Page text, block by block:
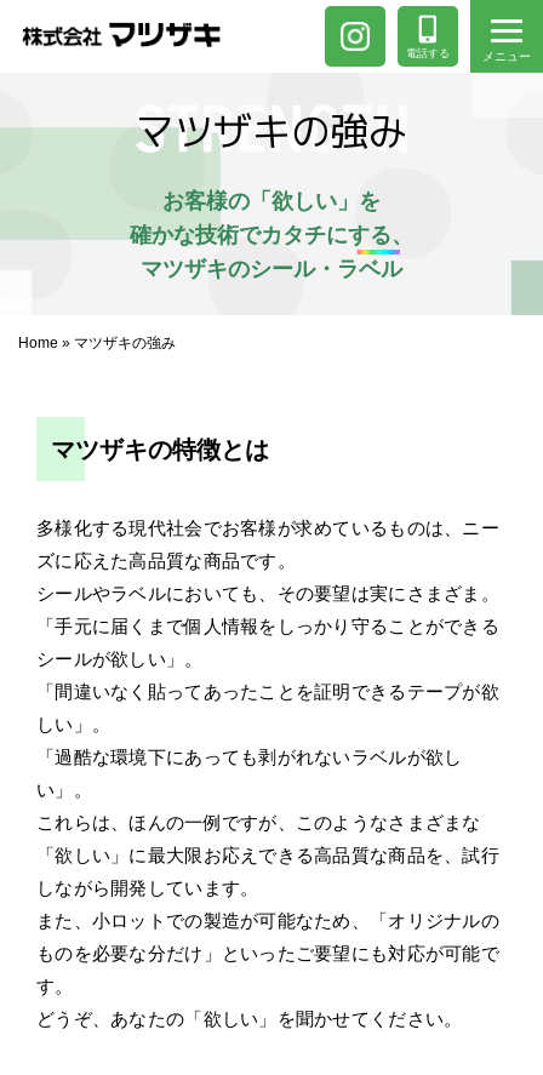
電話する メニュー
マツザキの強み
お客様の「欲しい」を
確かな技術でカタチにする、
マツザキのシール・ラベル
Home » マツザキの強み
マツザキの特徴とは
多様化する現代社会でお客様が求めているものは、ニー
ズに応えた高品質な商品です。
シールやラベルにおいても、その要望は実にさまざま。
「手元に届くまで個人情報をしっかり守ることができる
シールが欲しい」。
「間違いなく貼ってあったことを証明できるテープが欲
しい」。
「過酷な環境下にあっても剥がれないラベルが欲し
い」。
これらは、ほんの一例ですが、このようなさまざまな
「欲しい」に最大限お応えできる高品質な商品を、試行
しながら開発しています。
また、小ロットでの製造が可能なため、「オリジナルの
ものを必要な分だけ」といったご要望にも対応が可能で
す。
どうぞ、あなたの「欲しい」を聞かせてください。